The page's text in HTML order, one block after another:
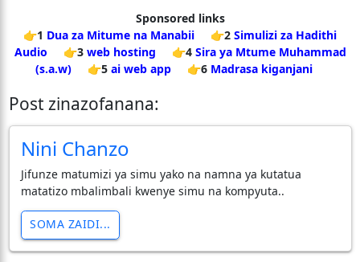
Sponsored links
👉1 Dua za Mitume na Manabii 👉2 Simulizi za Hadithi
Audio
👉3 web hosting 👉4 Sira ya Mtume Muhammad
(s.a.w)
👉5 ai web app 👉6 Madrasa kiganjani
Post zinazofanana:
Nini Chanzo
Jifunze matumizi ya simu yako na namna ya kutatua
matatizo mbalimbali kwenye simu na kompyuta..
SOMA ZAIDI...